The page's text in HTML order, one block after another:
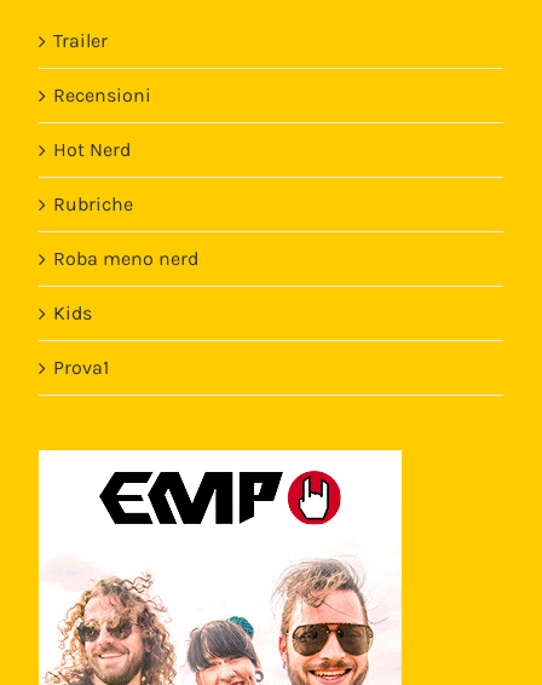
Trailer
Recensioni
Hot Nerd
Rubriche
Roba meno nerd
Kids
Prova1